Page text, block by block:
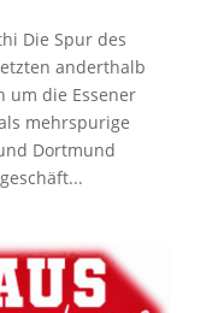
Die Spur des
anderthalb
um die Essener
mehrspurige
Dortmund